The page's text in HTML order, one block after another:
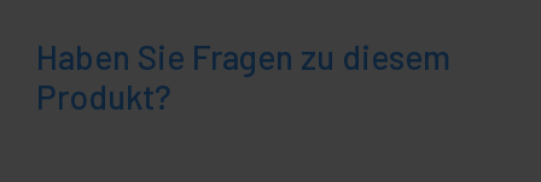
Haben Sie Fragen zu diesem
Produkt?